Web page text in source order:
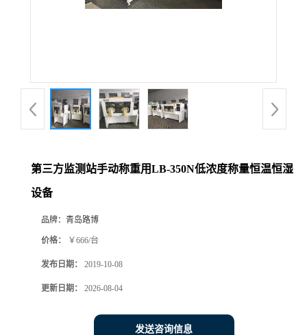
品
厅
第三方监测站手动称重用LB-350N低浓度称量恒温恒湿
设备
品牌： 青岛路博
价格： ￥666/台
发布日期： 2019-10-08
更新日期： 2026-08-04
发送咨询信息